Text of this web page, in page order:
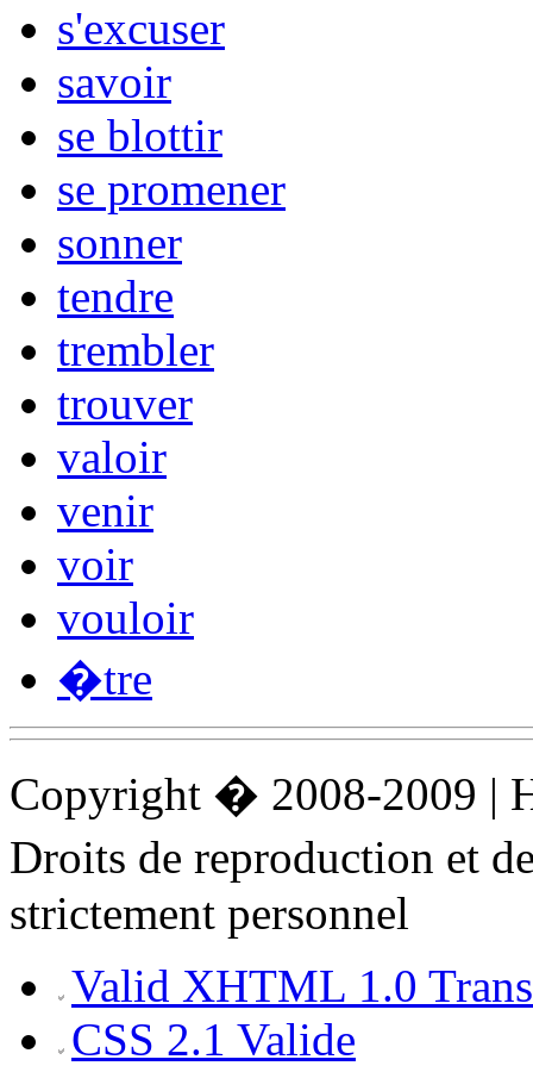
s'excuser
savoir
se blottir
se promener
sonner
tendre
trembler
trouver
valoir
venir
voir
vouloir
�tre
Copyright � 2008-2009 |
Droits de reproduction et
strictement personnel
Valid XHTML 1.0
CSS 2.1 Valide